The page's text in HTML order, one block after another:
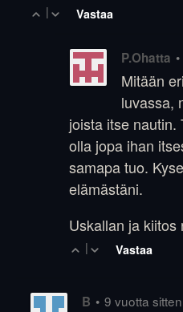
| Vastaa
P.Ohatta •
Mitään
luvassa,
joista itse nautin.
olla jopa ihan
samapa tuo.
elämästäni.
Uskallan ja kiitos
| Vastaa
B • 9 vuotta sitten